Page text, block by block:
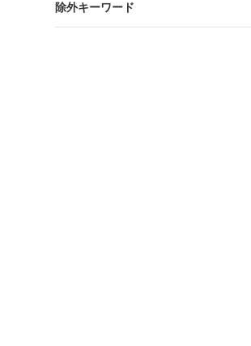
除外キーワード